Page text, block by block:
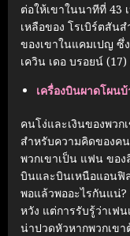
ต่อให้เขาในนาทีที่ 43
เหลือของ โรเบิร์ตสัน
ของเขาในแคมเปญ ซึ่
เควิน เดอ บรอยน์
เครื่องบินผาดโผนบ้
คนโง่และเงินของพวก
สำหรับความคิดของค
พวกเขาเป็น แฟน ของ
บินและบินเหนือแอนฟิ
พอแล้วพออะไรกันแน่
หวัง แต่การรับรู้ว่าเฟ
น่าปวดหัวหากพวกเขา